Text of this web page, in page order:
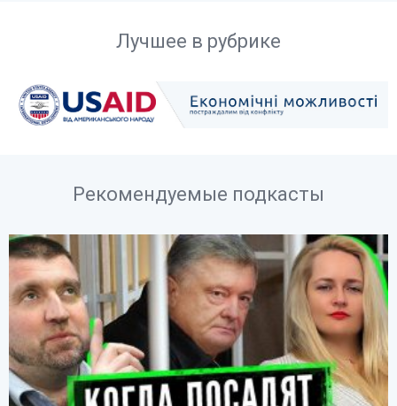
Лучшее в рубрике
Рекомендуемые подкасты